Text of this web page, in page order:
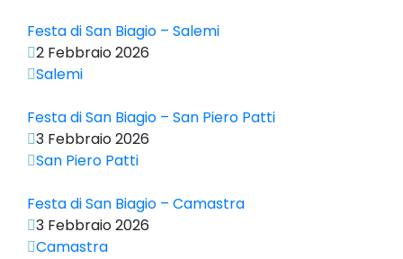
Festa di San Biagio – Salemi
2 Febbraio 2026
Salemi
Festa di San Biagio – San Piero Patti
3 Febbraio 2026
San Piero Patti
Festa di San Biagio – Camastra
3 Febbraio 2026
Camastra